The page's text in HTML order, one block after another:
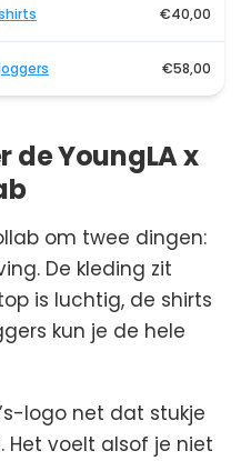
€40,00
€58,00
de YoungLA x
om twee dingen:
De kleding zit
is luchtig, de shirts
kun je de hele
logo net dat stukje
Het voelt alsof je niet